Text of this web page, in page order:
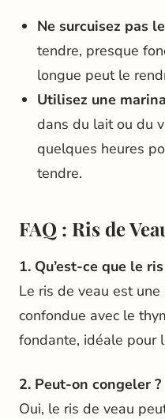
Ne surcuisez pas
tendre, presque
longue peut le
Utilisez une
dans du lait ou du
quelques heures
tendre.
FAQ : Ris de
1. Qu’est-ce que le
Le ris de veau est
confondue avec le
fondante, idéale pour
2. Peut-on congeler ?
Oui, le ris de veau